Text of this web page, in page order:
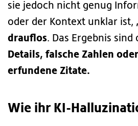
sie jedoch nicht genug
oder der Kontext unklar ist,
drauflos. Das Ergebnis sind
Details, falsche Zahlen
erfundene Zitate.
Wie ihr KI-